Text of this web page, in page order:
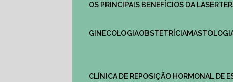
OS PRINCIPAIS BENEFÍCIOS DA
GINECOLOGIA
OBSTETRÍCIA
CLÍNICA DE REPOSIÇÃO HORMONAL DE